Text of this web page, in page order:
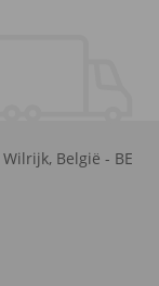
Wilrijk, België - BE